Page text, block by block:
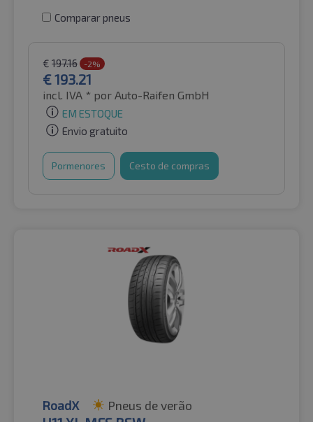
Comparar pneus
€ 197.16 -2%
€193.21
incl. IVA * por Auto-Raifen GmbH
EM ESTOQUE
Envio gratuito
Pormenores Cesto de compras
RoadX Pneus de verão